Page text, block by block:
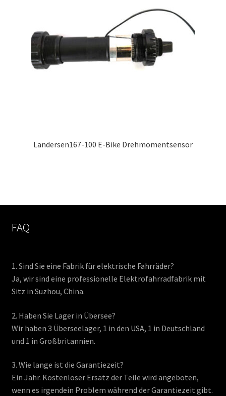
Landersen167-100 E-Bike Drehmomentsensor
FAQ
1. Sind Sie eine Fabrik für elektrische Fahrräder?
Ja, wir sind eine professionelle Elektrofahrradfabrik mit
Sitz in Suzhou, China.
2. Haben Sie Lager in Übersee?
Wir haben 3 Überseelager, 1 in den USA, 1 in Deutschland
und 1 in Großbritannien.
3. Wie lange ist die Garantiezeit?
Ein Jahr. Kostenloser Ersatz der Teile wird angeboten,
wenn es irgendein Problem während der Garantiezeit gibt.